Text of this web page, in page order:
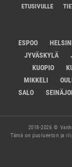
ETUSIVULLE
ESPOO
JYVÄSKYLÄ
KUOPIO
MIKKELI
SALO
2018-2026 ©
Tämä on puolueeton ja